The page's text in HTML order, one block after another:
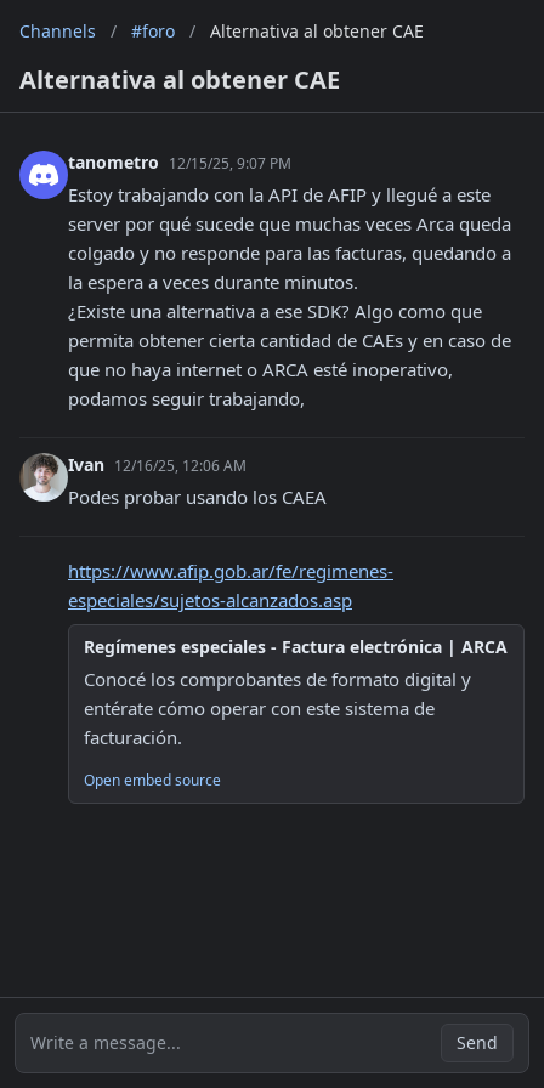
Channels / #foro / Alternativa al obtener CAE
Alternativa al obtener CAE
tanometro 12/15/25, 9:07 PM
Estoy trabajando con la API de AFIP y llegué a este
server por qué sucede que muchas veces Arca queda
colgado y no responde para las facturas, quedando a
la espera a veces durante minutos.
¿Existe una alternativa a ese SDK? Algo como que
permita obtener cierta cantidad de CAEs y en caso de
que no haya internet o ARCA esté inoperativo,
podamos seguir trabajando,
Ivan 12/16/25, 12:06 AM
Podes probar usando los CAEA
https://www.afip.gob.ar/fe/regimenes-
especiales/sujetos-alcanzados.asp
Regímenes especiales - Factura electrónica | ARCA
Conocé los comprobantes de formato digital y
entérate cómo operar con este sistema de
facturación.
Open embed source
Write a message... Send